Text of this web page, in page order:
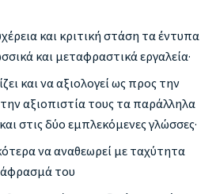
και κριτική στάση τα έντυπα
και μεταφραστικά εργαλεία·
και να αξιολογεί ως προς την
αξιοπιστία τους τα παράλληλα
στις δύο εμπλεκόμενες γλώσσες·
να αναθεωρεί με ταχύτητα
του